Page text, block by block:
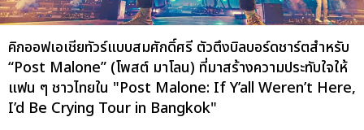
คิกออฟเอเชียทัวร์แบบสมศักดิ์ศรี ตัวตึงบิลบอร์ดชาร์ตสำหรับ
“Post Malone” (โพสต์ มาโลน) ที่มาสร้างความประทับใจให้
แฟน ๆ ชาวไทยใน "Post Malone: If Y’all Weren’t Here,
I’d Be Crying Tour in Bangkok"